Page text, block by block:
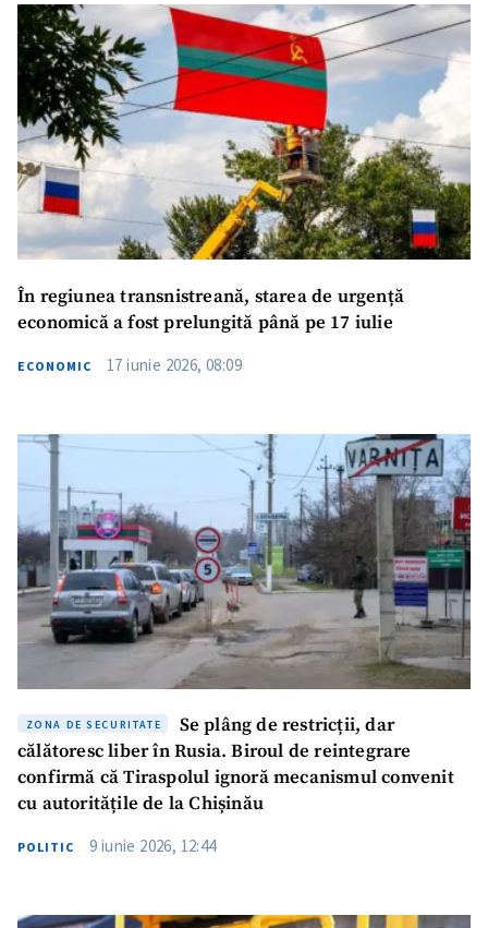
În regiunea transnistreană, starea de urgență
economică a fost prelungită până pe 17 iulie
ECONOMIC 17 iunie 2026, 08:09
ZONA DE SECURITATE
Se plâng de restricții, dar
călătoresc liber în Rusia. Biroul de reintegrare
confirmă că Tiraspolul ignoră mecanismul convenit
cu autoritățile de la Chișinău
POLITIC 9 iunie 2026, 12:44
Titlu știre
+ Adaugă titlu